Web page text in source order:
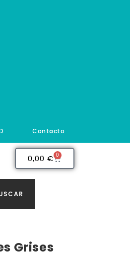
Contacto
0,00 € 0
Grises